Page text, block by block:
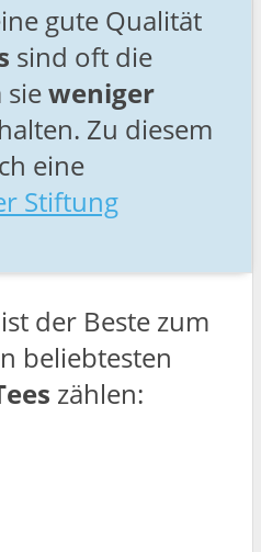
gute Qualität
sind oft die
sieweniger
Zu diesem
eine
Stiftung
der Beste zum
beliebtesten
zählen: